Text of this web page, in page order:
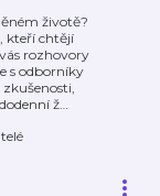
životě?
kteří chtějí
rozhovory
s odborníky
zkušenosti,
ž…